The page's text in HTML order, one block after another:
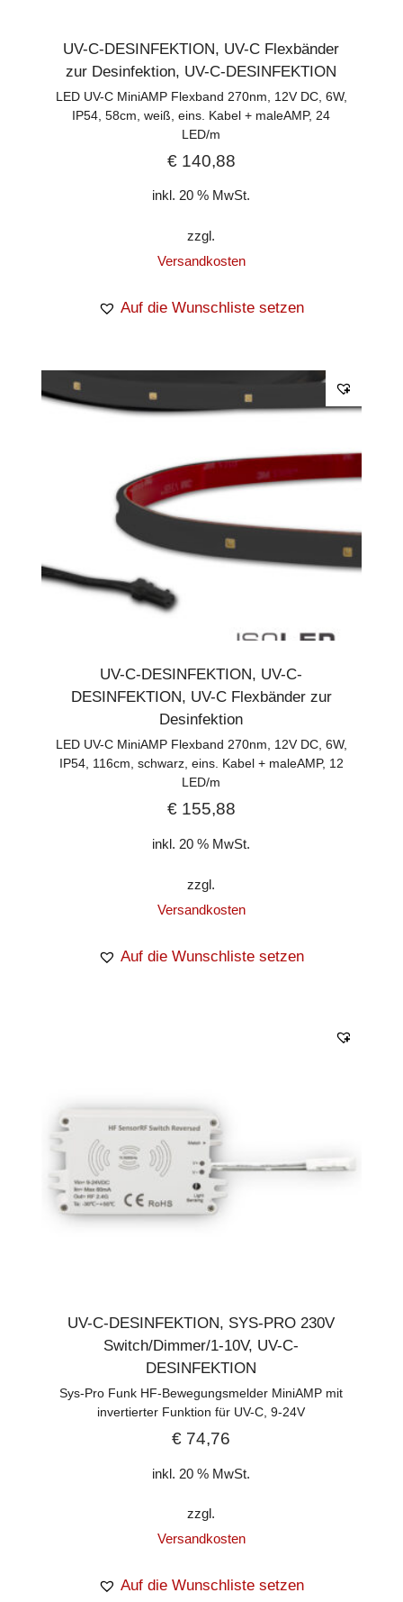
UV-C-DESINFEKTION, UV-C Flexbänder
zur Desinfektion, UV-C-DESINFEKTION
LED UV-C MiniAMP Flexband 270nm, 12V DC, 6W,
IP54, 58cm, weiß, eins. Kabel + maleAMP, 24
LED/m
€140,88
inkl. 20 % MwSt.
zzgl.
Versandkosten
Auf die Wunschliste setzen
UV-C-DESINFEKTION, UV-C-
DESINFEKTION, UV-C Flexbänder zur
Desinfektion
LED UV-C MiniAMP Flexband 270nm, 12V DC, 6W,
IP54, 116cm, schwarz, eins. Kabel + maleAMP, 12
LED/m
€155,88
inkl. 20 % MwSt.
zzgl.
Versandkosten
Auf die Wunschliste setzen
UV-C-DESINFEKTION, SYS-PRO 230V
Switch/Dimmer/1-10V, UV-C-
DESINFEKTION
Sys-Pro Funk HF-Bewegungsmelder MiniAMP mit
invertierter Funktion für UV-C, 9-24V
€ 74,76
inkl. 20 % MwSt.
zzgl.
Versandkosten
Auf die Wunschliste setzen